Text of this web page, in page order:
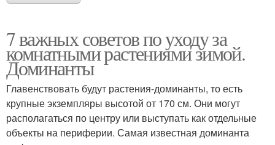
7 важных советов по уходу за
комнатными растениями зимой.
Доминанты
Главенствовать будут растения-доминанты, то есть
крупные экземпляры высотой от 170 см. Они могут
располагаться по центру или выступать как отдельные
объекты на периферии. Самая известная доминанта